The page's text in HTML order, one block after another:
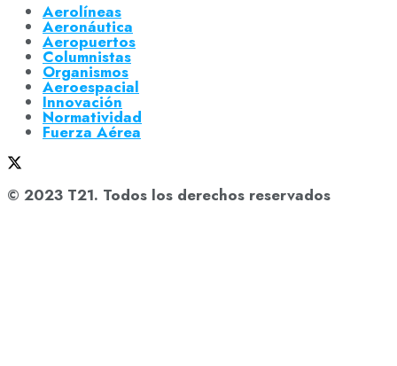
Aerolíneas
Aeronáutica
Aeropuertos
Columnistas
Organismos
Aeroespacial
Innovación
Normatividad
Fuerza Aérea
© 2023 T21. Todos los derechos reservados